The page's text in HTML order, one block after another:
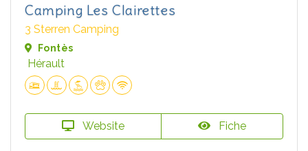
Camping Les Clairettes
3 Sterren Camping
Fontès
Hérault
Website Fiche